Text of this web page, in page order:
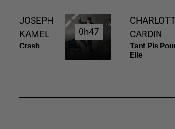
JOSEPH
KAMEL
Crash
0h47
0h47
CARDIN
Tant Pis
Elle